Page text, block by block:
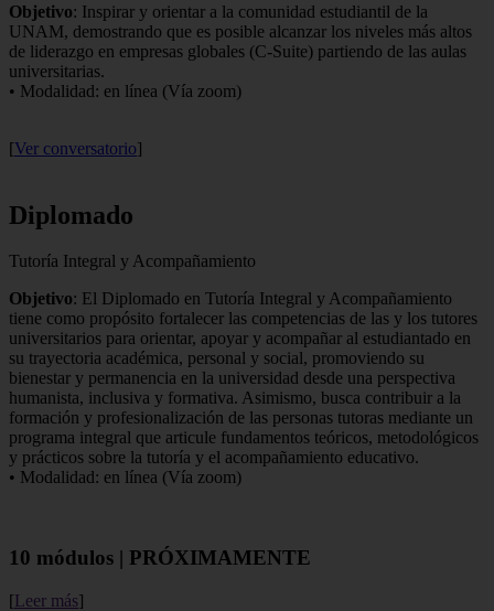
Objetivo: Inspirar y orientar a la comunidad estudiantil de la
UNAM, demostrando que es posible alcanzar los niveles más altos
de liderazgo en empresas globales (C-Suite) partiendo de las aulas
universitarias.
• Modalidad: en línea (Vía zoom)
[Ver conversatorio]
Diplomado
Tutoría Integral y Acompañamiento
Objetivo: El Diplomado en Tutoría Integral y Acompañamiento
tiene como propósito fortalecer las competencias de las y los tutores
universitarios para orientar, apoyar y acompañar al estudiantado en
su trayectoria académica, personal y social, promoviendo su
bienestar y permanencia en la universidad desde una perspectiva
humanista, inclusiva y formativa. Asimismo, busca contribuir a la
formación y profesionalización de las personas tutoras mediante un
programa integral que articule fundamentos teóricos, metodológicos
y prácticos sobre la tutoría y el acompañamiento educativo.
• Modalidad: en línea (Vía zoom)
10 módulos | PRÓXIMAMENTE
[Leer más]